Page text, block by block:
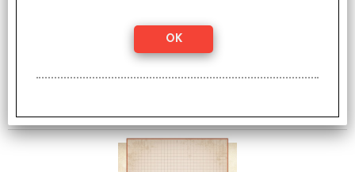
Combat Map -
Battlegrid Quadrettata